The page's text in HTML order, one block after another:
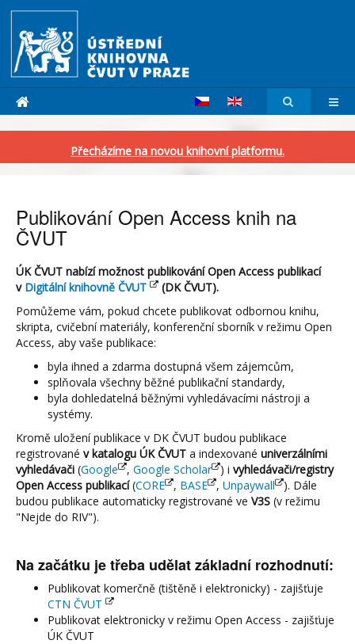
Přecházíme na novou knihovní platformu.
Publikování Open Access knih na
ČVUT
ÚK ČVUT nabízí možnost publikování Open Access publikací
v Digitální knihovně ČVUT
(DK ČVUT).
Pomůžeme vám, pokud chcete publikovat odbornou knihu,
skripta, cvičební materiály, konferenční sborník v režimu Open
Access, aby vaše publikace:
byla ihned a zdarma dostupná všem zájemcům,
splňovala všechny běžné publikační standardy,
byla dohledatelná běžnými vyhledávacími nástroji a
systémy.
Kromě uložení publikace v DK ČVUT budou publikace
registrované v katalogu ÚK ČVUT a indexované univerzálními
vyhledávači (Google , Google Scholar ) i vyhledávači/registry
Open Access publikací(CORE , BASE , Unpaywall
). Dále
budou publikace automaticky registrované ve V3S (v režimu
"Nejde do RIV").
Na začátku je třeba udělat základní rozhodnutí:
Publikovat komerčně (tištěně i elektronicky) - zajišťuje
CTN ČVUT
Publikovat elektronicky v režimu Open Access - zajišťuje
ÚK ČVUT